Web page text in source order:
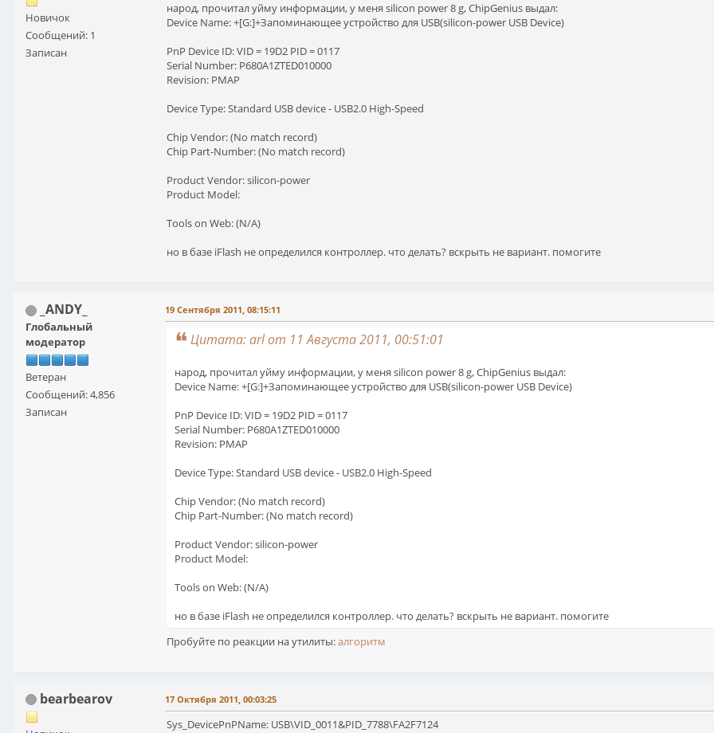
Новичок
Сообщений: 1
Записан
народ, прочитал уйму информации, у меня silicon power 8 g, ChipGenius выдал:
Device Name: +[G:]+Запоминающее устройство для USB(silicon-power USB Device)
PnP Device ID: VID = 19D2 PID = 0117
Serial Number: P680A1ZTED010000
Revision: PMAP
Device Type: Standard USB device - USB2.0 High-Speed
Chip Vendor: (No match record)
Chip Part-Number: (No match record)
Product Vendor: silicon-power
Product Model:
Tools on Web: (N/A)
но в базе iFlash не определился контроллер. что делать? вскрыть не вариант. помогите
_ANDY_
Глобальный
модератор
Ветеран
Сообщений: 4,856
Записан
19 Сентября 2011, 08:15:11
Цитата: arl от 11 Августа 2011, 00:51:01
народ, прочитал уйму информации, у меня silicon power 8 g, ChipGenius выдал:
Device Name: +[G:]+Запоминающее устройство для USB(silicon-power USB Device)
PnP Device ID: VID = 19D2 PID = 0117
Serial Number: P680A1ZTED010000
Revision: PMAP
Device Type: Standard USB device - USB2.0 High-Speed
Chip Vendor: (No match record)
Chip Part-Number: (No match record)
Product Vendor: silicon-power
Product Model:
Tools on Web: (N/A)
но в базе iFlash не определился контроллер. что делать? вскрыть не вариант. помогите
Пробуйте по реакции на утилиты:алгоритм
bearbearov 17 Октября 2011, 00:03:25
Sys_DevicePnPName: USB\VID_0011&PID_7788\FA2F7124